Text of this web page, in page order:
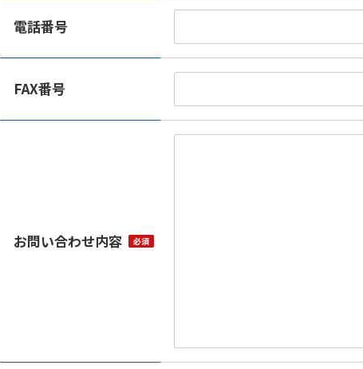
電話番号
FAX番号
お問い合わせ内容